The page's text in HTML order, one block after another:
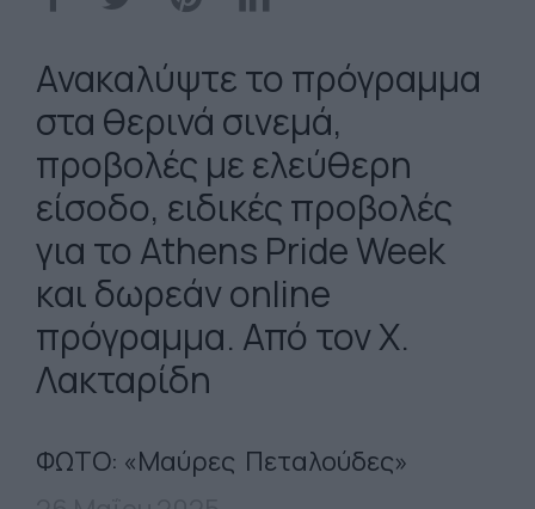
Ανακαλύψτε το πρόγραμμα
στα θερινά σινεμά,
προβολές με ελεύθερη
είσοδο, ειδικές προβολές
για το Athens Pride Week
και δωρεάν online
πρόγραμμα. Από τον Χ.
Λακταρίδη
ΦΩΤΟ: «Μαύρες Πεταλούδες»